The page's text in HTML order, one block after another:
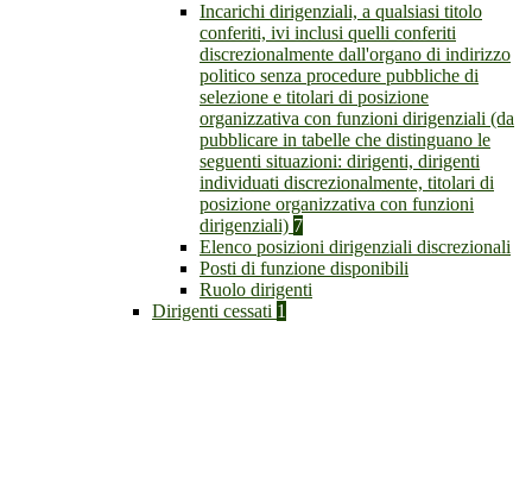
Incarichi dirigenziali, a qualsiasi titolo
conferiti, ivi inclusi quelli conferiti
discrezionalmente dall'organo di indirizzo
politico senza procedure pubbliche di
selezione e titolari di posizione
organizzativa con funzioni dirigenziali (da
pubblicare in tabelle che distinguano le
seguenti situazioni: dirigenti, dirigenti
individuati discrezionalmente, titolari di
posizione organizzativa con funzioni
dirigenziali) 7
Elenco posizioni dirigenziali discrezionali
Posti di funzione disponibili
Ruolo dirigenti
Dirigenti cessati 1